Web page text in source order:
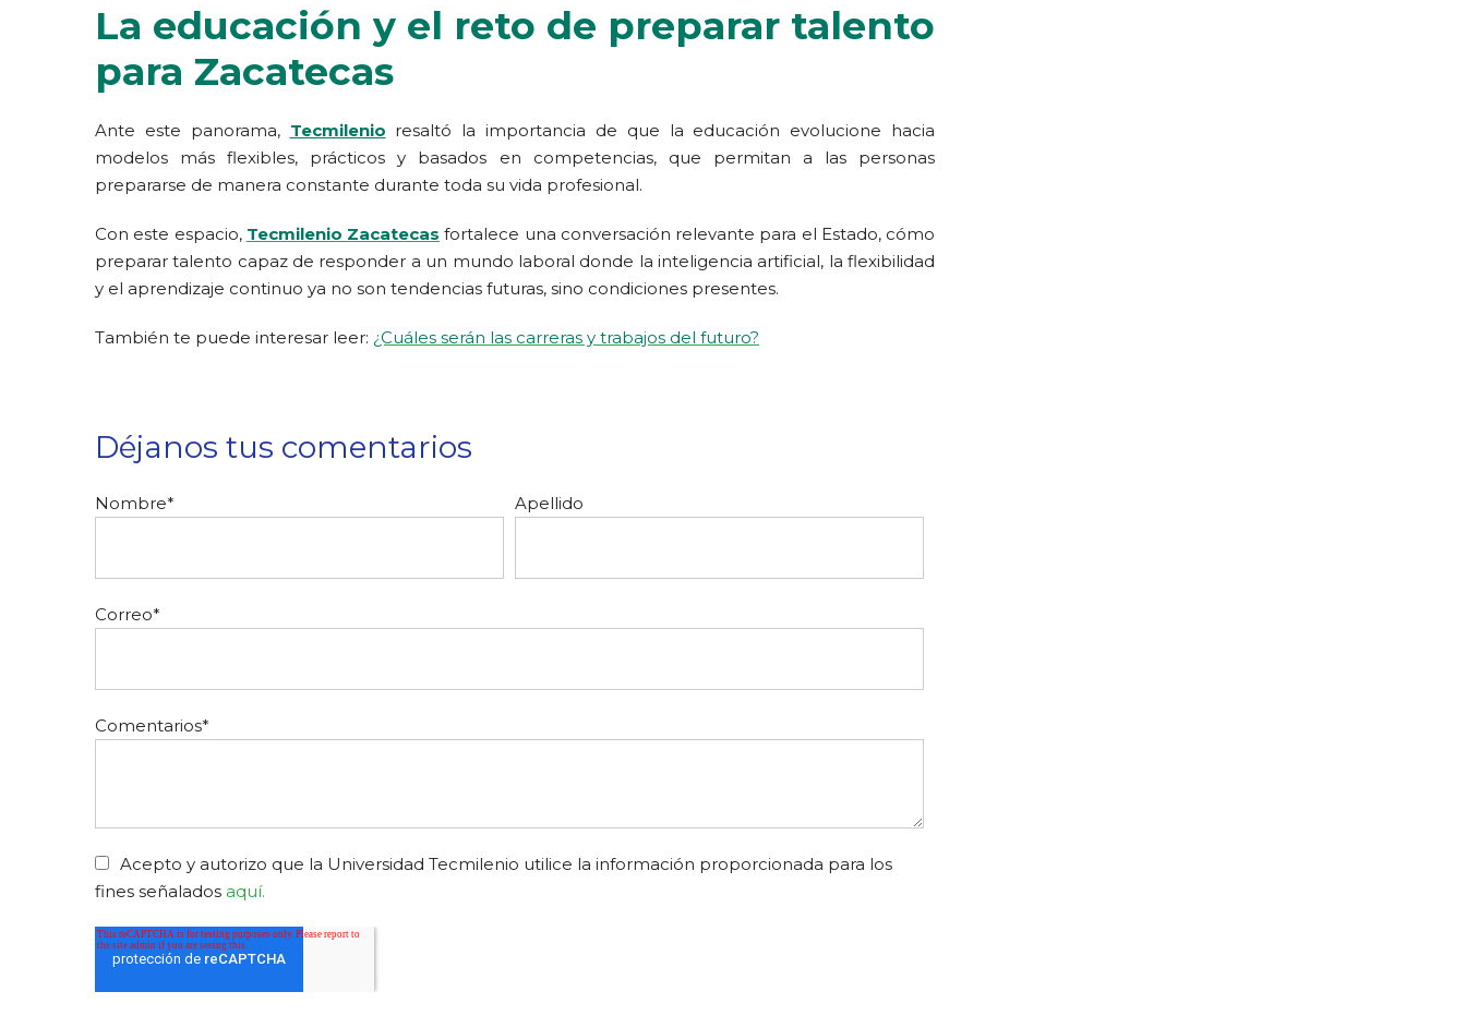
La educación y el reto de preparar talento
para Zacatecas
Ante este panorama, Tecmilenio resaltó la importancia de que la educación evolucione hacia
modelos más flexibles, prácticos y basados en competencias, que permitan a las personas
prepararse de manera constante durante toda su vida profesional.
Con este espacio, Tecmilenio Zacatecas fortalece una conversación relevante para el Estado, cómo
preparar talento capaz de responder a un mundo laboral donde la inteligencia artificial, la flexibilidad
y el aprendizaje continuo ya no son tendencias futuras, sino condiciones presentes.
También te puede interesar leer: ¿Cuáles serán las carreras y trabajos del futuro?
Déjanos tus comentarios
Nombre* Apellido
Correo*
Comentarios*
Acepto y autorizo que la Universidad Tecmilenio utilice la información proporcionada para los
fines señalados aquí.